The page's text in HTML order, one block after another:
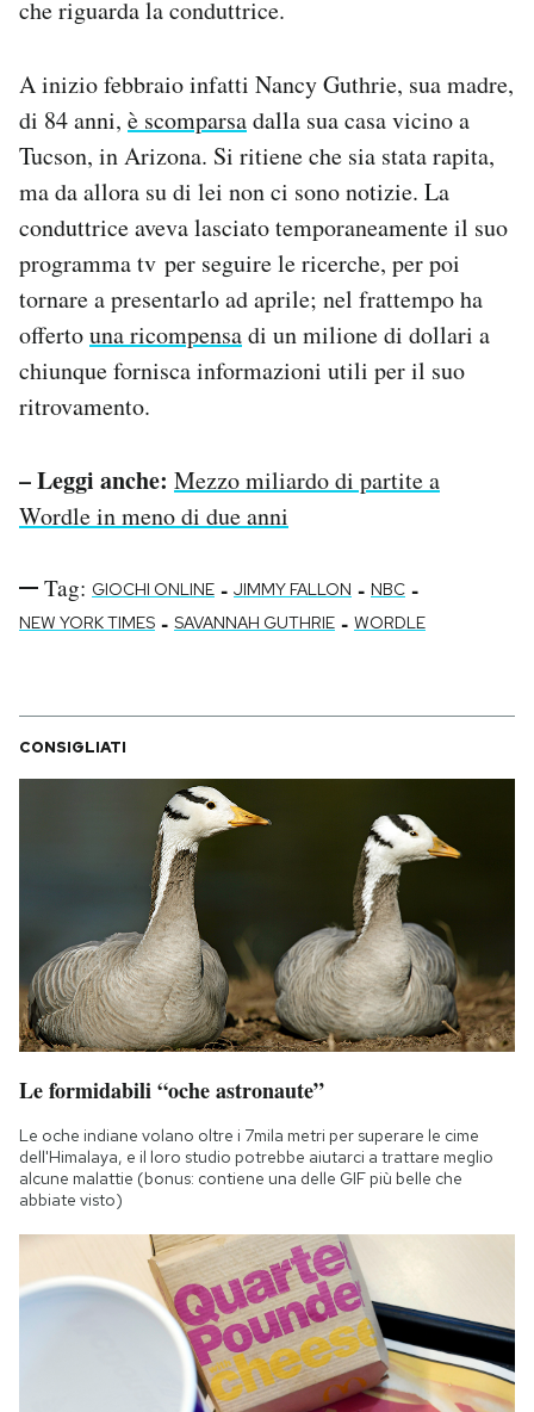
che riguarda la conduttrice.
A inizio febbraio infatti Nancy Guthrie, sua madre,
di 84 anni, è scomparsadalla sua casa vicino a
Tucson, in Arizona. Si ritiene che sia stata rapita,
ma da allora su di lei non ci sono notizie. La
conduttrice aveva lasciato temporaneamente il suo
programma tv per seguire le ricerche, per poi
tornare a presentarlo ad aprile; nel frattempo ha
offertouna ricompensadi un milione di dollari a
chiunque fornisca informazioni utili per il suo
ritrovamento.
– Leggi anche: Mezzo miliardo di partite a
Wordle in meno di due anni
Tag: GIOCHI ONLINE - JIMMY FALLON - NBC -
NEW YORK TIMES - SAVANNAH GUTHRIE - WORDLE
CONSIGLIATI
Le formidabili “oche astronaute”
Le oche indiane volano oltre i 7mila metri per superare le cime
dell'Himalaya, e il loro studio potrebbe aiutarci a trattare meglio
alcune malattie (bonus: contiene una delle GIF più belle che
abbiate visto)